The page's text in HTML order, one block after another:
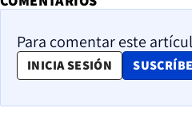
Para comentar este
INICIA SESIÓN OPENS IN